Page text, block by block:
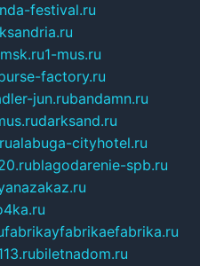
festival.ru
1-mus.ru
factory.ru
jun.rubandamn.ru
darksand.ru
alabuga-cityhotel.ru
blagodarenie-spb.ru
fabrikayfabrikaefabrika.ru
biletnadom.ru